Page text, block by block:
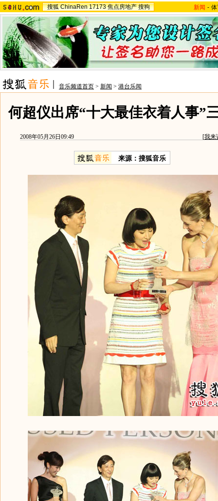
搜狐 ChinaRen 17173 焦点房地产 搜狗 新闻 -
音乐频道首页 > 新闻 > 港台乐闻
何超仪出席“十大最佳衣着人事”
2008年05月26日09:49 [我来
来源：搜狐音乐